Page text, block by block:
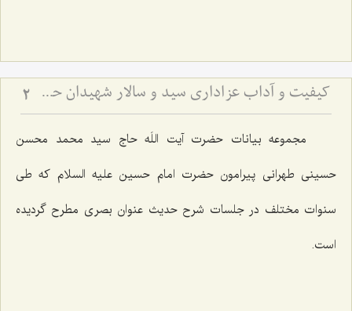
کیفیت و آداب عزاداری سید و سالار شهیدان حضرت أباعبداللَه الحسین علیه السلام 2
مجموعه بیانات حضرت آیت اللَه حاج سید محمد محسن
حسینی طهرانی پیرامون حضرت امام حسین علیه السلام که طی
سنوات مختلف در جلسات شرح حدیث عنوان بصری مطرح گردیده
است.